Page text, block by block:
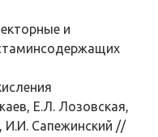
и
Е.Л. Лозовская,
Сапежинский //